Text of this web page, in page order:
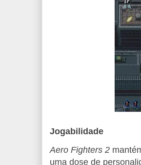
Jogabilidade
Aero Fighters 2
uma dose de